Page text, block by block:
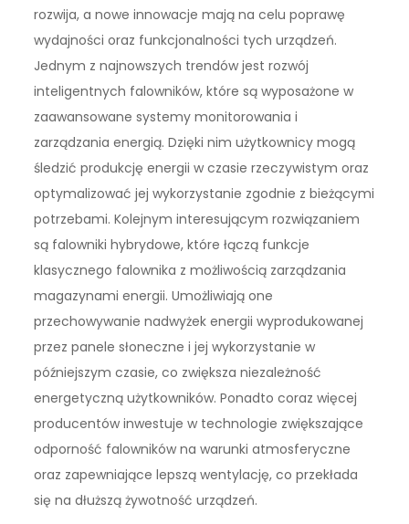
rozwija, a nowe innowacje mają na celu poprawę
wydajności oraz funkcjonalności tych urządzeń.
Jednym z najnowszych trendów jest rozwój
inteligentnych falowników, które są wyposażone w
zaawansowane systemy monitorowania i
zarządzania energią. Dzięki nim użytkownicy mogą
śledzić produkcję energii w czasie rzeczywistym oraz
optymalizować jej wykorzystanie zgodnie z bieżącymi
potrzebami. Kolejnym interesującym rozwiązaniem
są falowniki hybrydowe, które łączą funkcje
klasycznego falownika z możliwością zarządzania
magazynami energii. Umożliwiają one
przechowywanie nadwyżek energii wyprodukowanej
przez panele słoneczne i jej wykorzystanie w
późniejszym czasie, co zwiększa niezależność
energetyczną użytkowników. Ponadto coraz więcej
producentów inwestuje w technologie zwiększające
odporność falowników na warunki atmosferyczne
oraz zapewniające lepszą wentylację, co przekłada
się na dłuższą żywotność urządzeń.